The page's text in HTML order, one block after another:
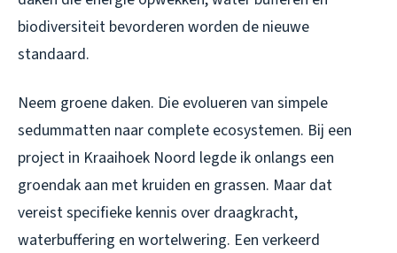
biodiversiteit bevorderen worden de nieuwe
standaard.
Neem groene daken. Die evolueren van simpele
sedummatten naar complete ecosystemen. Bij een
project in Kraaihoek Noord legde ik onlangs een
groendak aan met kruiden en grassen. Maar dat
vereist specifieke kennis over draagkracht,
waterbuffering en wortelwering. Een verkeerd